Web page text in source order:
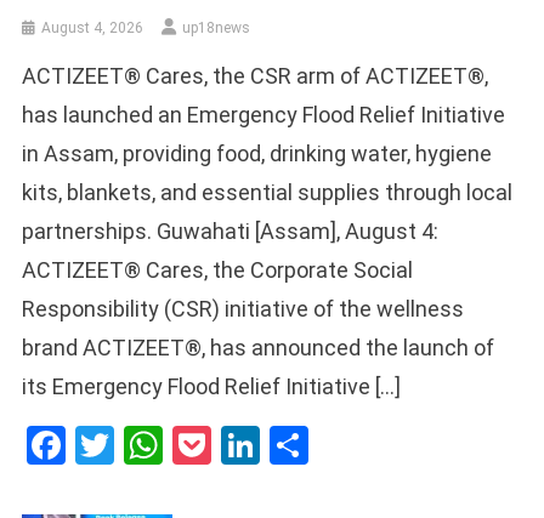
August 4, 2026 up18news
ACTIZEET® Cares, the CSR arm of ACTIZEET®,
has launched an Emergency Flood Relief Initiative
in Assam, providing food, drinking water, hygiene
kits, blankets, and essential supplies through local
partnerships. Guwahati [Assam], August 4:
ACTIZEET® Cares, the Corporate Social
Responsibility (CSR) initiative of the wellness
brand ACTIZEET®, has announced the launch of
its Emergency Flood Relief Initiative […]
Facebook
Twitter
WhatsApp
PocketLinkedIn